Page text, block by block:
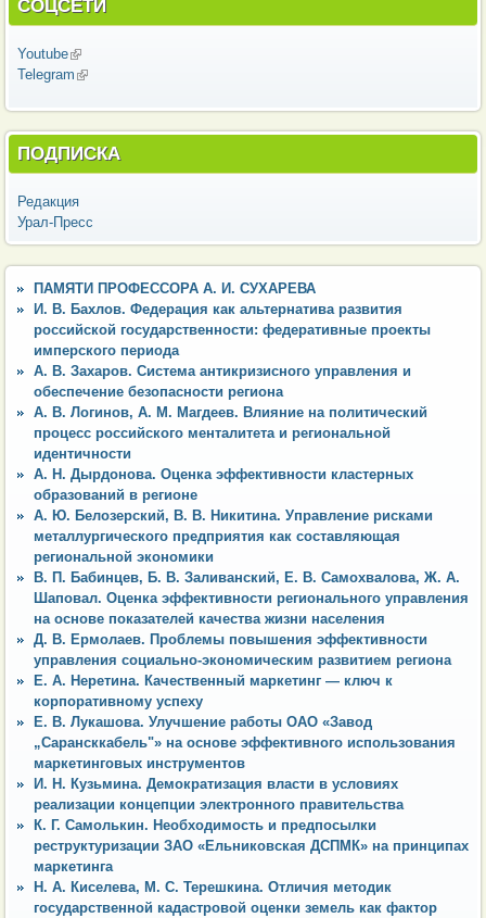
СОЦСЕТИ
Youtube(внешняя ссылка)
Telegram (внешняя ссылка)
ПОДПИСКА
Редакция
Урал-Пресс
ПАМЯТИ ПРОФЕССОРА А. И. СУХАРЕВА
И. В. Бахлов. Федерация как альтернатива развития
российской государственности: федеративные проекты
имперского периода
А. В. Захаров. Система антикризисного управления и
обеспечение безопасности региона
А. В. Логинов, А. М. Магдеев. Влияние на политический
процесс российского менталитета и региональной
идентичности
А. Н. Дырдонова. Оценка эффективности кластерных
образований в регионе
А. Ю. Белозерский, В. В. Никитина. Управление рисками
металлургического предприятия как составляющая
региональной экономики
В. П. Бабинцев, Б. В. Заливанский, Е. В. Самохвалова, Ж. А.
Шаповал. Оценка эффективности регионального управления
на основе показателей качества жизни населения
Д. В. Ермолаев. Проблемы повышения эффективности
управления социально-экономическим развитием региона
Е. А. Неретина. Качественный маркетинг — ключ к
корпоративному успеху
Е. В. Лукашова. Улучшение работы ОАО «Завод
„Сарансккабель"» на основе эффективного использования
маркетинговых инструментов
И. Н. Кузьмина. Демократизация власти в условиях
реализации концепции электронного правительства
К. Г. Самолькин. Необходимость и предпосылки
реструктуризации ЗАО «Ельниковская ДСПМК» на принципах
маркетинга
Н. А. Киселева, М. С. Терешкина. Отличия методик
государственной кадастровой оценки земель как фактор